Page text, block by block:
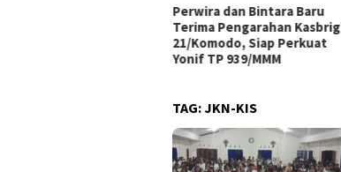
Perwira dan Bintara Baru
Terima Pengarahan
21/Komodo, Siap Perkuat
Yonif TP 939/MMM
TAG:JKN-KIS